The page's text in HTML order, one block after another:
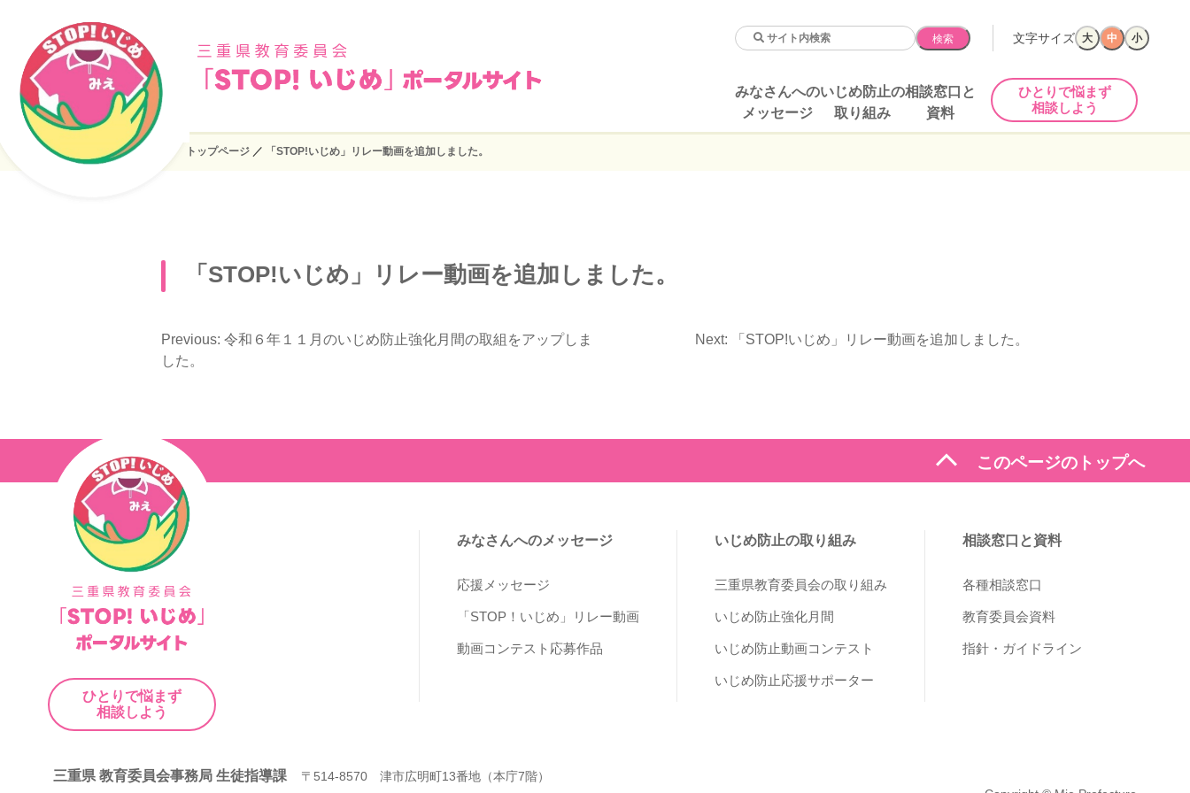
検索 文字サイズ 大 中 小
みなさんへの
メッセージ
いじめ防止の
取り組み
相談窓口と
資料
ひとりで悩まず
相談しよう
トップページ ／ 「STOP!いじめ」リレー動画を追加しました。
「STOP!いじめ」リレー動画を追加しました。
投
ビ
ゲ
ー
シ
ョ
Previous: 令和６年１１月のいじめ防止強化月間の取組をアップしま
した。
Next: 「STOP!いじめ」リレー動画を追加しました。
ひとりで悩まず
相談しよう
expand_less このページのトップへ
みなさんへのメッセージ
応援メッセージ
「STOP！いじめ」リレー動画
動画コンテスト応募作品
いじめ防止の取り組み
三重県教育委員会の取り組み
いじめ防止強化月間
いじめ防止動画コンテスト
いじめ防止応援サポーター
相談窓口と資料
各種相談窓口
教育委員会資料
指針・ガイドライン
三重県 教育委員会事務局 生徒指導課
〒514-8570 津市広明町13番地（本庁7階）